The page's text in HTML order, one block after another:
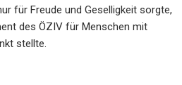
für Freude und Geselligkeit sorgte,
des ÖZIV für Menschen mit
stellte.